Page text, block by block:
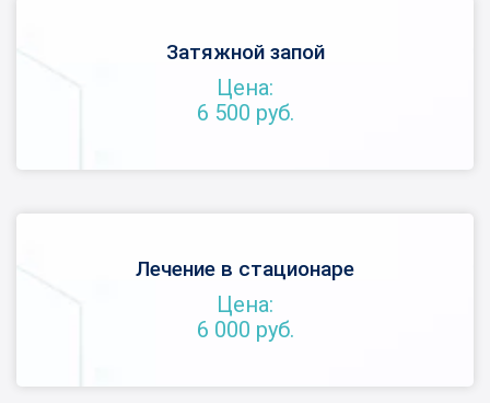
Затяжной запой
Цена:
6 500 руб.
Лечение в стационаре
Цена:
6 000 руб.